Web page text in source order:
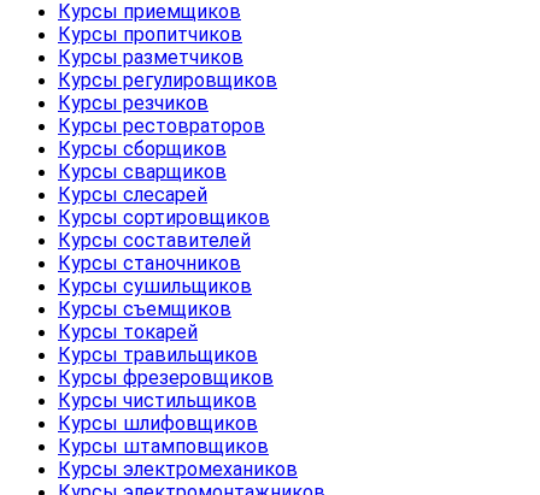
Курсы приемщиков
Курсы пропитчиков
Курсы разметчиков
Курсы регулировщиков
Курсы резчиков
Курсы рестовраторов
Курсы сборщиков
Курсы сварщиков
Курсы слесарей
Курсы сортировщиков
Курсы составителей
Курсы станочников
Курсы сушильщиков
Курсы съемщиков
Курсы токарей
Курсы травильщиков
Курсы фрезеровщиков
Курсы чистильщиков
Курсы шлифовщиков
Курсы штамповщиков
Курсы электромехаников